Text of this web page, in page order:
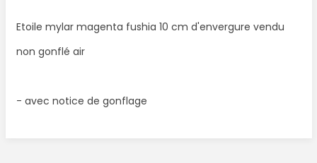
Etoile mylar magenta fushia 10 cm d'envergure vendu
non gonflé air
- avec notice de gonflage